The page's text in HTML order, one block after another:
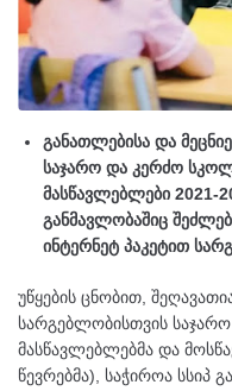
განათლებისა და
საჯარო და კერძო
მასწავლებლები 2021-
განმავლობაშიც
ინტერნეტ პაკეტით
უწყების ცნობით,
სარგებლობისთვის
მასწავლებლებმა და
წევრებმა), საჭიროა სსიპ